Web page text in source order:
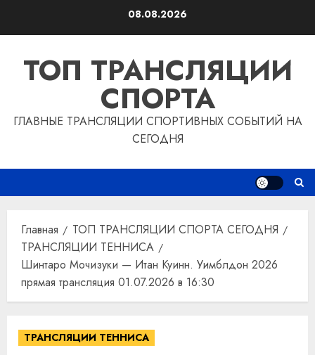
08.08.2026
ТОП ТРАНСЛЯЦИИ
СПОРТА
ГЛАВНЫЕ ТРАНСЛЯЦИИ СПОРТИВНЫХ СОБЫТИЙ НА
СЕГОДНЯ
Главная
ТОП ТРАНСЛЯЦИИ СПОРТА СЕГОДНЯ
ТРАНСЛЯЦИИ ТЕННИСА
Шинтаро Мочизуки — Итан Куинн. Уимблдон 2026
прямая трансляция 01.07.2026 в 16:30
ТРАНСЛЯЦИИ ТЕННИСА